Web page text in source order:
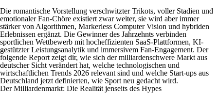
Die romantische Vorstellung verschwitzter Trikots, voller Stadien und
emotionaler Fan-Chöre existiert zwar weiter, sie wird aber immer
stärker von Algo­rithmen, Markerless Computer Vision und hybriden
Erlebnissen ergänzt. Die Gewinner des Jahrzehnts verbinden
sportlichen Wettbewerb mit hocheffizienten SaaS-Plattformen, KI-
gestützter Leistungsanalytik und immersivem Fan-Engagement. Der
folgende Report zeigt dir, wie sich der milliardenschwere Markt aus
deutscher Sicht verändert hat, welche technologischen und
wirtschaftlichen Trends 2026 relevant sind und welche Start-ups aus
Deutschland jetzt definierten, wie Sport neu gedacht wird.
Der Milliardenmarkt: Die Realität jenseits des Hypes